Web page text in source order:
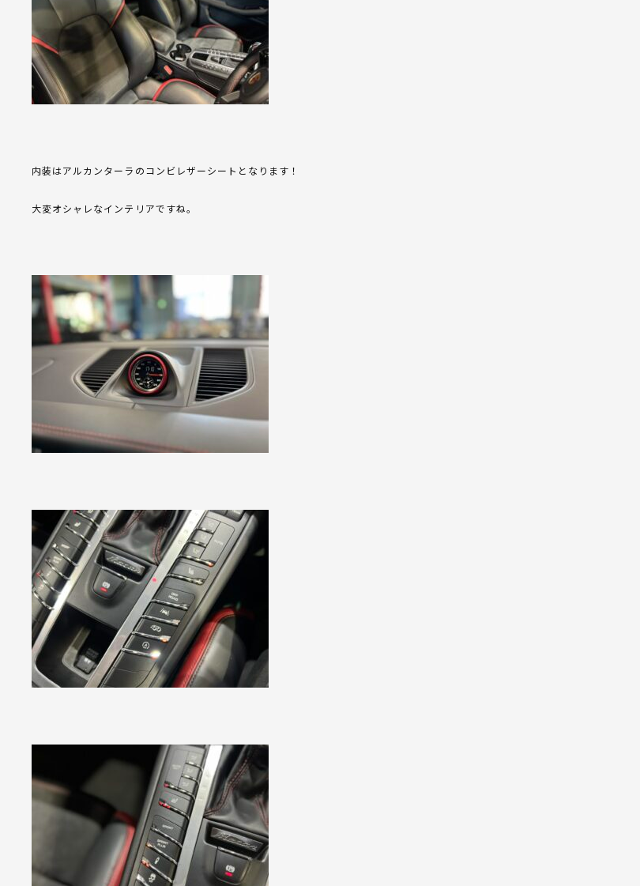
内装はアルカンターラのコンビレザーシートとなります！
大変オシャレなインテリアですね。